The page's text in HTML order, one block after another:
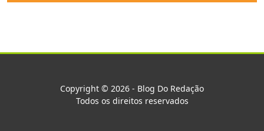
Copyright © 2026 - Blog Do Redação
Todos os direitos reservados